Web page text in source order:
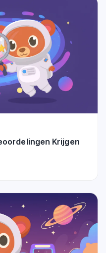
Krijgen